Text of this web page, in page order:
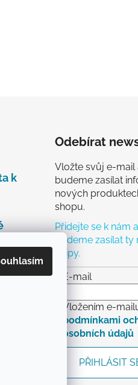
k
Odebírat
Vložte svůj e-mail
budeme zasílat
nových
shopu.
Přidejte se k nám
budeme zasílat
a tipy.
E-mail
Vložením e-
podmínkami
osobních údajů
PŘIHLÁSIT